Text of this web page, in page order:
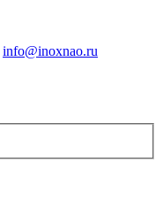
info@inoxnao.ru